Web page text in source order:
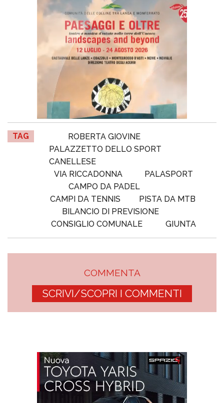
TAG
ROBERTA GIOVINE
PALAZZETTO DELLO SPORT
CANELLESE
VIA RICCADONNA
PALASPORT
CAMPO DA PADEL
CAMPI DA TENNIS
PISTA DA MTB
BILANCIO DI PREVISIONE
CONSIGLIO COMUNALE
GIUNTA
COMMENTA
SCRIVI/SCOPRI I COMMENTI